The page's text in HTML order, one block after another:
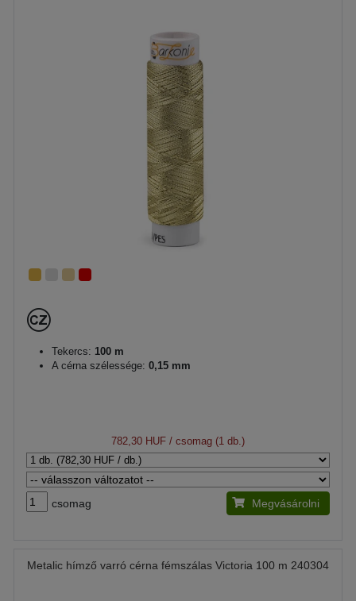
Tekercs: 100 m
A cérna szélessége: 0,15 mm
782,30 HUF / csomag (1 db.)
csomag Megvásárolni
Metalic hímző varró cérna fémszálas Victoria 100 m 240304